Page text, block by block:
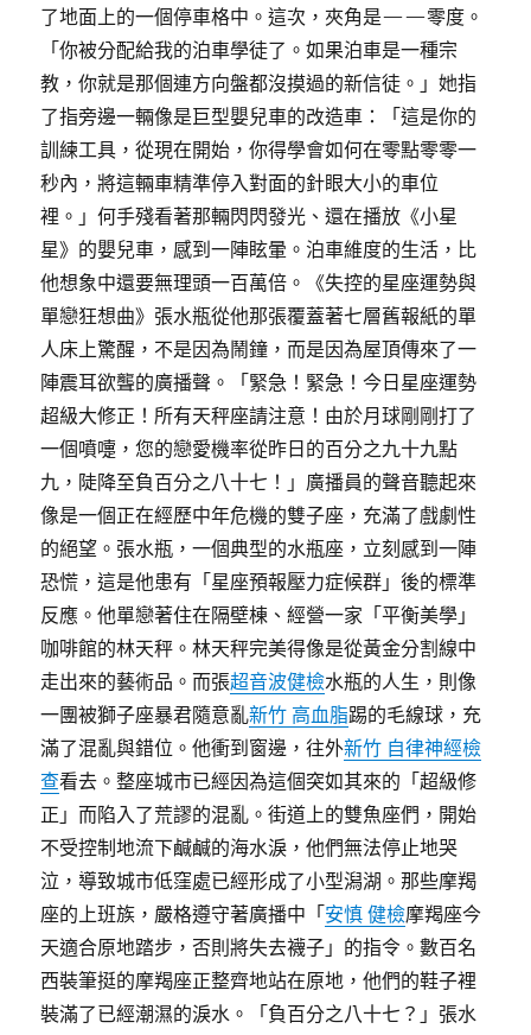
了地面上的一個停車格中。這次，夾角是——零度。
「你被分配給我的泊車學徒了。如果泊車是一種宗
教，你就是那個連方向盤都沒摸過的新信徒。」她指
了指旁邊一輛像是巨型嬰兒車的改造車：「這是你的
訓練工具，從現在開始，你得學會如何在零點零零一
秒內，將這輛車精準停入對面的針眼大小的車位
裡。」何手殘看著那輛閃閃發光、還在播放《小星
星》的嬰兒車，感到一陣眩暈。泊車維度的生活，比
他想象中還要無理頭一百萬倍。《失控的星座運勢與
單戀狂想曲》張水瓶從他那張覆蓋著七層舊報紙的單
人床上驚醒，不是因為鬧鐘，而是因為屋頂傳來了一
陣震耳欲聾的廣播聲。「緊急！緊急！今日星座運勢
超級大修正！所有天秤座請注意！由於月球剛剛打了
一個噴嚏，您的戀愛機率從昨日的百分之九十九點
九，陡降至負百分之八十七！」廣播員的聲音聽起來
像是一個正在經歷中年危機的雙子座，充滿了戲劇性
的絕望。張水瓶，一個典型的水瓶座，立刻感到一陣
恐慌，這是他患有「星座預報壓力症候群」後的標準
反應。他單戀著住在隔壁棟、經營一家「平衡美學」
咖啡館的林天秤。林天秤完美得像是從黃金分割線中
走出來的藝術品。而張超音波健檢水瓶的人生，則像
一團被獅子座暴君隨意亂新竹 高血脂踢的毛線球，充
滿了混亂與錯位。他衝到窗邊，往外新竹 自律神經檢
查看去。整座城市已經因為這個突如其來的「超級修
正」而陷入了荒謬的混亂。街道上的雙魚座們，開始
不受控制地流下鹹鹹的海水淚，他們無法停止地哭
泣，導致城市低窪處已經形成了小型潟湖。那些摩羯
座的上班族，嚴格遵守著廣播中「安慎 健檢摩羯座今
天適合原地踏步，否則將失去襪子」的指令。數百名
西裝筆挺的摩羯座正整齊地站在原地，他們的鞋子裡
裝滿了已經潮濕的淚水。「負百分之八十七？」張水